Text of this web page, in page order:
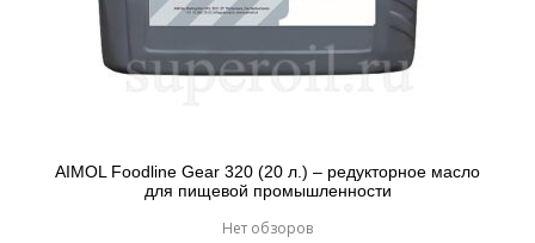
AIMOL Foodline Gear 320 (20 л.) – редукторное масло
для пищевой промышленности
Нет обзоров